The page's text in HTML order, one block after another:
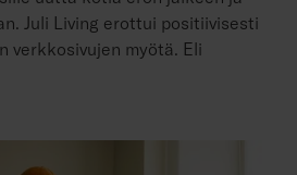
Juli Living erottui positiivisesti
verkkosivujen myötä. Eli